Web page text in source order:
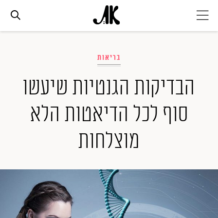
אופנה
ביוטי
סלבס
ערוצים נוספים
המגזין
בריאות
הבדיקות הגנטיות שיעשו
סוף לכל הדיאטות הלא
מוצלחות